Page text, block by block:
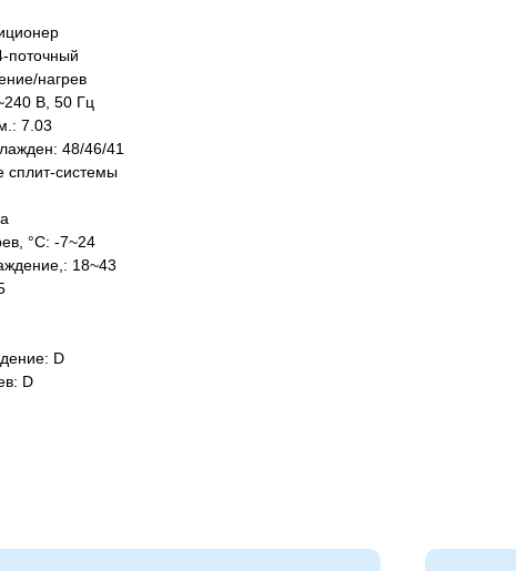
поточный
нагрев
В, 50 Гц
7.03
48/46/41
сплит-системы
°C: -7~24
18~43
D
D